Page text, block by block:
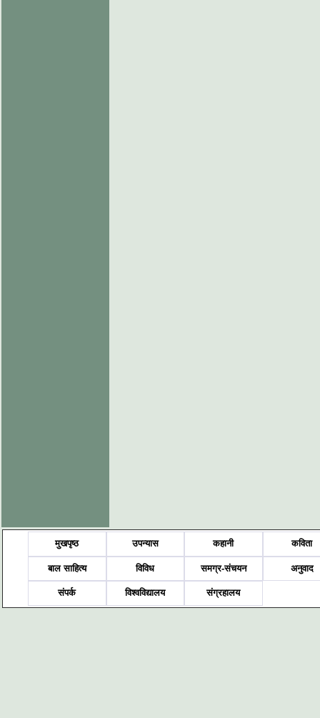
मुखपृष्ठ उपन्यास कहानी कविता
बाल साहित्य विविध समग्र-संचयन अनुवाद
संपर्क विश्वविद्यालय संग्रहालय